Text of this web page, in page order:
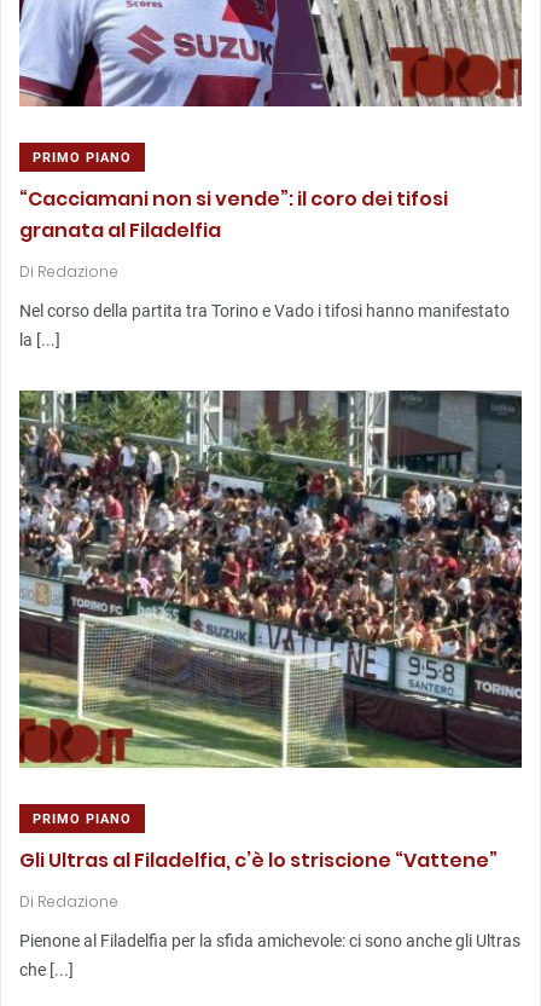
PRIMO PIANO
“Cacciamani non si vende”: il coro dei tifosi
granata al Filadelfia
Di Redazione
Nel corso della partita tra Torino e Vado i tifosi hanno manifestato
la [...]
PRIMO PIANO
Gli Ultras al Filadelfia, c’è lo striscione “Vattene”
Di Redazione
Pienone al Filadelfia per la sfida amichevole: ci sono anche gli Ultras
che [...]